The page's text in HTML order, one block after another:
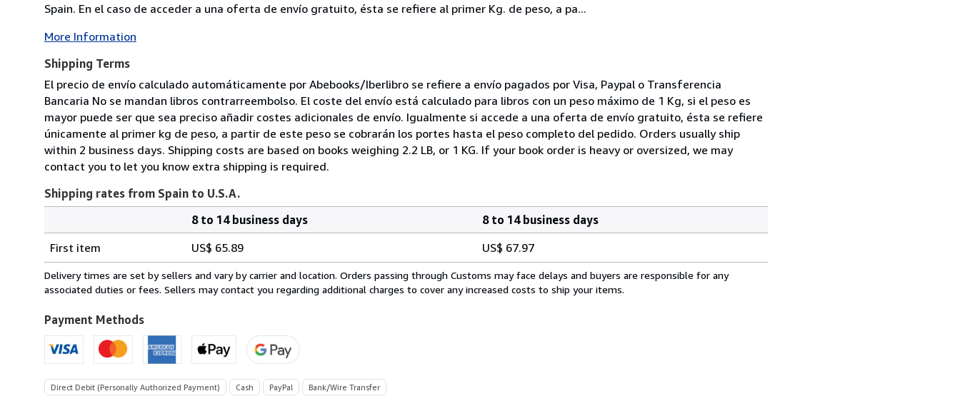
Spain. En el caso de acceder a una oferta de envío gratuito, ésta se refiere al primer Kg. de peso, a pa...
More Information
Shipping Terms
El precio de envío calculado automáticamente por Abebooks/Iberlibro se refiere a envío pagados por Visa, Paypal o Transferencia
Bancaria No se mandan libros contrarreembolso. El coste del envío está calculado para libros con un peso máximo de 1 Kg, si el peso es
mayor puede ser que sea preciso añadir costes adicionales de envío. Igualmente si accede a una oferta de envío gratuito, ésta se refiere
únicamente al primer kg de peso, a partir de este peso se cobrarán los portes hasta el peso completo del pedido. Orders usually ship
within 2 business days. Shipping costs are based on books weighing 2.2 LB, or 1 KG. If your book order is heavy or oversized, we may
contact you to let you know extra shipping is required.
Shipping rates from Spain to U.S.A.
rates
from
Spain
U.S.A.
8 to 14 business days
8 to 14 business days
First item
US$ 65.89 US$ 67.97
Delivery times are set by sellers and vary by carrier and location. Orders passing through Customs may face delays and buyers are responsible for any
associated duties or fees. Sellers may contact you regarding additional charges to cover any increased costs to ship your items.
Payment Methods
Direct Debit (Personally Authorized Payment) Cash PayPal Bank/Wire Transfer